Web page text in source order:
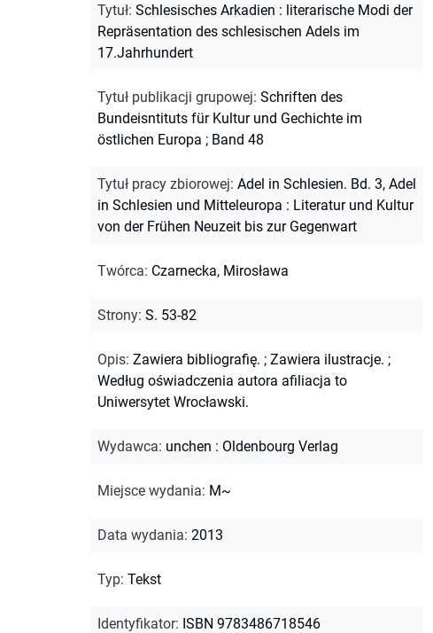
Tytuł: Schlesisches Arkadien : literarische Modi der
Repräsentation des schlesischen Adels im
17.Jahrhundert
Tytuł publikacji grupowej: Schriften des
Bundeisntituts für Kultur und Gechichte im
östlichen Europa ; Band 48
Tytuł pracy zbiorowej: Adel in Schlesien. Bd. 3, Adel
in Schlesien und Mitteleuropa : Literatur und Kultur
von der Frühen Neuzeit bis zur Gegenwart
Twórca: Czarnecka, Mirosława
Strony: S. 53-82
Opis: Zawiera bibliografię. ; Zawiera ilustracje. ;
Według oświadczenia autora afiliacja to
Uniwersytet Wrocławski.
Wydawca: unchen : Oldenbourg Verlag
Miejsce wydania: M~
Data wydania: 2013
Typ: Tekst
Identyfikator: ISBN 9783486718546